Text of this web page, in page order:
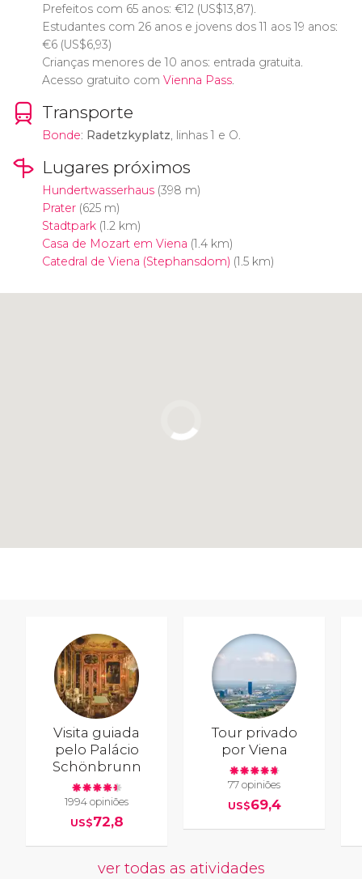
Prefeitos com 65 anos: €12 (US$13,87).
Estudantes com 26 anos e jovens dos 11 aos 19 anos:
€6 (US$6,93)
Crianças menores de 10 anos: entrada gratuita.
Acesso gratuito com Vienna Pass.
Transporte
Bonde: Radetzkyplatz, linhas 1 e O.
Lugares próximos
Hundertwasserhaus(398 m)
Prater(625 m)
Stadtpark(1.2 km)
Casa de Mozart em Viena (1.4 km)
Catedral de Viena (Stephansdom) (1.5 km)
Visita guiada
pelo Palácio
Schönbrunn
1994 opiniões
US$72,8
Tour privado
por Viena
77 opiniões
US$69,4
ver todas as atividades